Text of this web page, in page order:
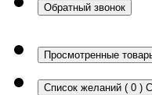
Обратный звонок
Просмотренные
Список желаний ( 0 )